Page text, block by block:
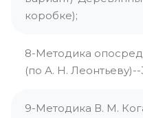
коробке);
8-Методика
(по А. Н.
9-Методика В. М.